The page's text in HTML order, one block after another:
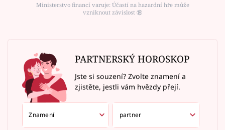
Ministerstvo financí varuje: Účastí na hazardní hře může
vzniknout závislost ⑱
PARTNERSKÝ HOROSKOP
Jste si souzení? Zvolte znamení a
zjistěte, jestli vám hvězdy přejí.